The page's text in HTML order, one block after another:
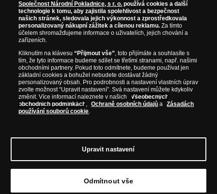
IČ: 28507622; DIČ: CZ28507622Společnost zapsána v OR vedeném Městským
Společnost Národní Pokladnice, s r. o. používá cookies a další
technologie k tomu, aby zajistila spolehlivost a bezpečnost
našich stránek, sledovala jejich výkonnost a zprostředkovala
personalizovaný nákupní zážitek a cílenou reklamu. Za tímto
účelem shromažďujeme informace o uživatelích, jejich chování a
zařízeních.
Kliknutím na klávesu“Přijmout vše”, toto přijímáte a souhlasíte s
tím, že tyto informace budeme sdílet se třetími stranami, např. našimi
obchodními partnery. Pokud toto odmítnete, budeme používat jen
základní cookies a bohužel nebudete dostávat žádný
personalizovaný obsah. Pro podrobnosti a nastavení vlastních úprav
zvolte možnost “Upravit nastavení”. Svá nastavení můžete kdykoliv
změnit. Více informací naleznete v našich
Všeobecných
obchodních podmínkách , Ochraně osobních údajů a
Zásadách
používání souborů cookie.
Upravit nastavení
Odmítnout vše